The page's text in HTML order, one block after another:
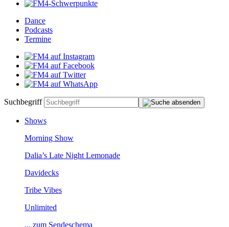
Dance
Podcasts
Termine
Suchbegriff
Shows
MorningShow
Dalia’sLateNightLemonade
Davidecks
TribeVibes
Unlimited
...zumSendeschema